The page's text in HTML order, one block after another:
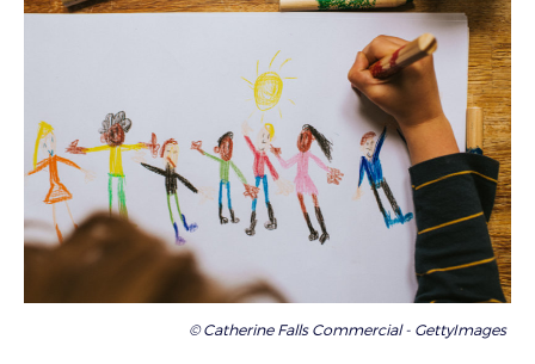
© Catherine Falls Commercial - GettyImages